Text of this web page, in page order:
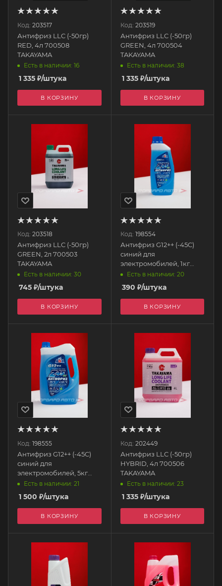
Код: 203517
Антифриз LLC (-50гр)
RED, 4л 700508
TAKAYAMA
Есть в наличии: 16
1 335 ₽/штука
В КОРЗИНУ
Код: 203519
Антифриз LLC (-50гр)
GREEN, 4л 700504
TAKAYAMA
Есть в наличии: 38
1 335₽/штука
В КОРЗИНУ
Код: 203518
Антифриз LLC (-50гр)
GREEN, 2л 700503
TAKAYAMA
Есть в наличии: 30
745 ₽/штука
В КОРЗИНУ
Код: 198554
Антифриз G12++ (-45C)
синий для
электромобилей, 1кг
AGA305Z AGA
Есть в наличии: 20
390 ₽/штука
В КОРЗИНУ
Код: 198555
Антифриз G12++ (-45C)
синий для
электромобилей, 5кг
AGA306Z AGA
Есть в наличии: 21
1 500 ₽/штука
В КОРЗИНУ
Код: 202449
Антифриз LLC (-50гр)
HYBRID, 4л 700506
TAKAYAMA
Есть в наличии: 23
1 335₽/штука
В КОРЗИНУ